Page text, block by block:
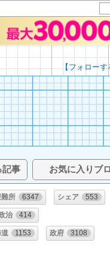
【フォローす
記事 お気に入りブ
所 6347 シェア 553
治 414
1153 政府 3108